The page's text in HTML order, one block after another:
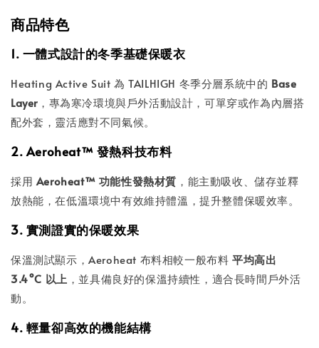
商品特色
1. 一體式設計的冬季基礎保暖衣
Heating Active Suit 為 TAILHIGH 冬季分層系統中的 Base
Layer ，專為寒冷環境與戶外活動設計，可單穿或作為內層搭
配外套，靈活應對不同氣候。
2. Aeroheat™ 發熱科技布料
採用 Aeroheat™ 功能性發熱材質 ，能主動吸收、儲存並釋
放熱能，在低溫環境中有效維持體溫，提升整體保暖效率。
3. 實測證實的保暖效果
保溫測試顯示，Aeroheat 布料相較一般布料平均高出
3.4°C 以上 ，並具備良好的保溫持續性，適合長時間戶外活
動。
4. 輕量卻高效的機能結構